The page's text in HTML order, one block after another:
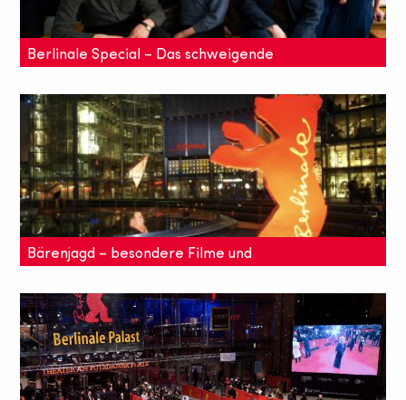
Berlinale Special – Das schweigende
In die Kategorie "Berlinale Special" wählt
Festivaldirektor Dieter Kosslick was er für
außergewöhnlich und besonders befindet und wir
durften daran teilhaben.
Bärenjagd – besondere Filme und
"Jedes Jahr stellen meine französischen Kollegen die
gleiche Frage: „Pourquoi fait-il si froid ici?“ Warum
ist es so kalt?"